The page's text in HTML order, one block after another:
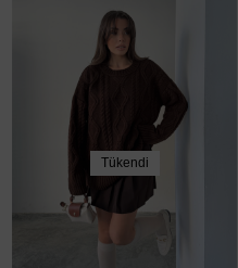
Tükendi